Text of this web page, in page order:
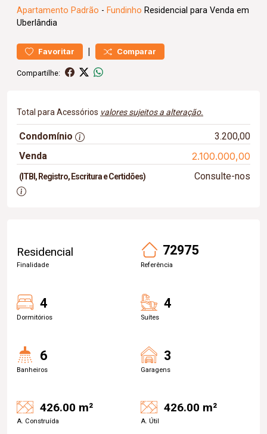
Apartamento Padrão - Fundinho Residencial para Venda em
Uberlândia
Favoritar | Comparar
Compartilhe:
Total para Acessórios valores sujeitos a alteração.
Condomínio
3.200,00
Venda
2.100.000,00
(ITBI, Registro, Escritura e Certidões) Consulte-nos
Residencial
Finalidade
72975
Referência
4
Dormitórios
4
Suítes
6
Banheiros
3
Garagens
426.00 m²
A. Construída
426.00 m²
A. Útil